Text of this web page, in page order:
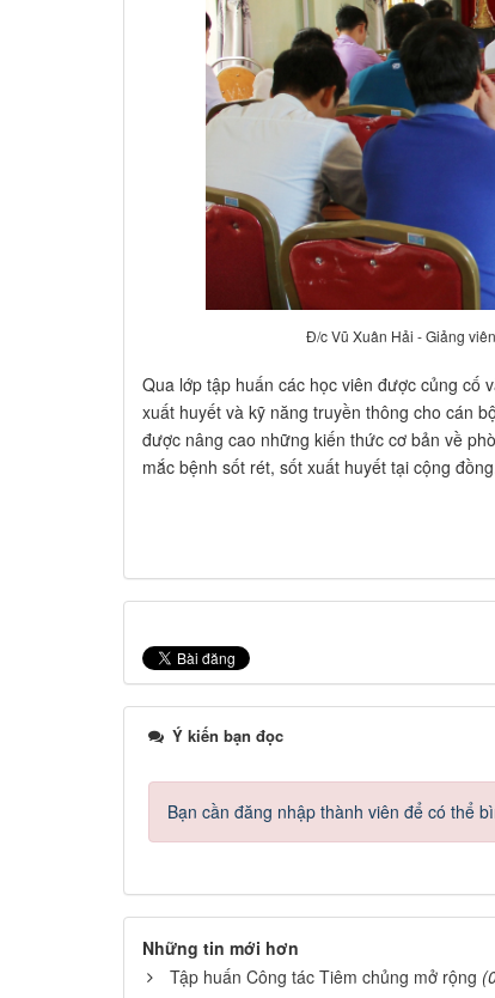
Đ/c Vũ Xuân Hải - Giảng
Qua lớp tập huấn các học viên được củng cố
xuất huyết và kỹ năng truyền thông cho cán
được nâng cao những kiến thức cơ bản về
mắc bệnh sốt rét, sốt xuất huyết tại cộng
Ý kiến bạn đọc
Bạn cần đăng nhập thành viên để có thể
Những tin mới hơn
Tập huấn Công tác Tiêm chủng mở rộng